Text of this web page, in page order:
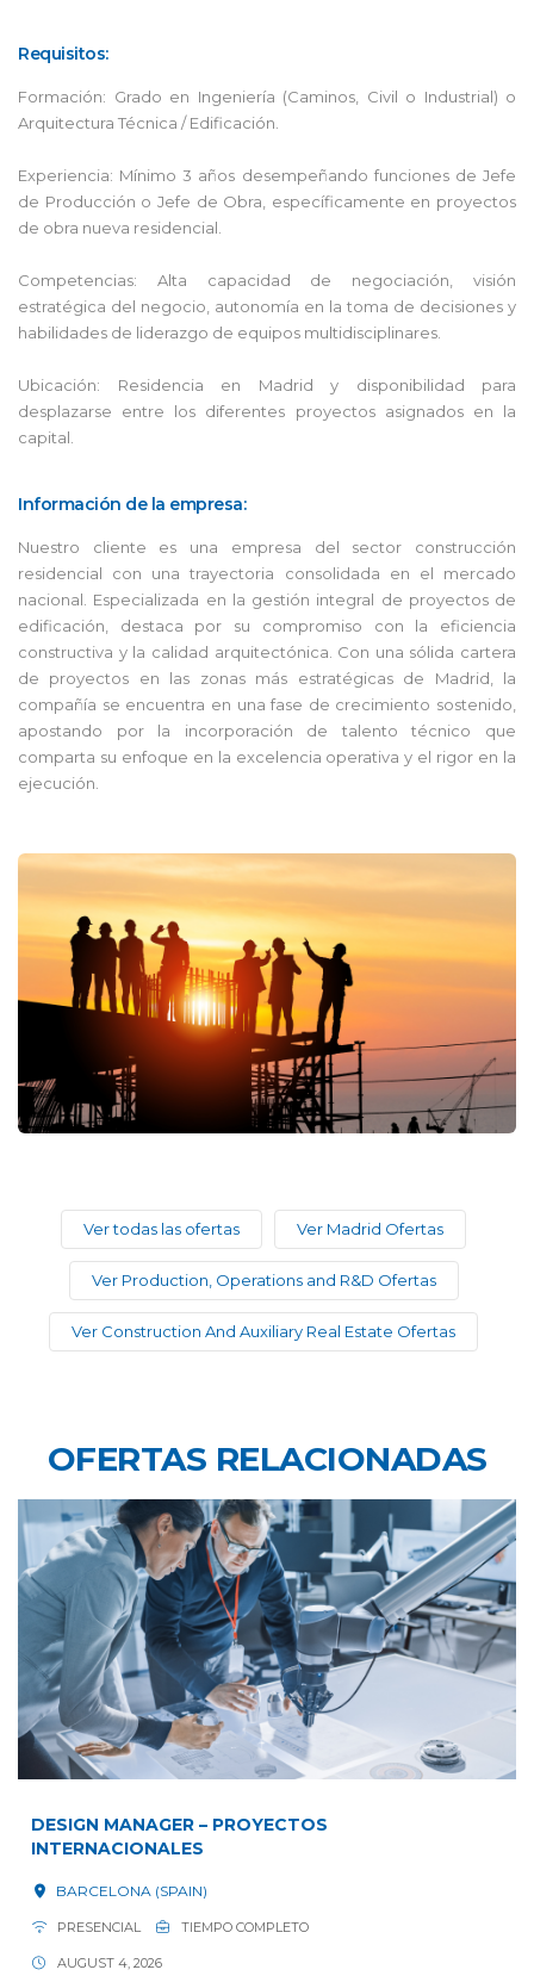
Requisitos:
Formación: Grado en Ingeniería (Caminos, Civil o Industrial) o
Arquitectura Técnica / Edificación.
Experiencia: Mínimo 3 años desempeñando funciones de Jefe
de Producción o Jefe de Obra, específicamente en proyectos
de obra nueva residencial.
Competencias: Alta capacidad de negociación, visión
estratégica del negocio, autonomía en la toma de decisiones y
habilidades de liderazgo de equipos multidisciplinares.
Ubicación: Residencia en Madrid y disponibilidad para
desplazarse entre los diferentes proyectos asignados en la
capital.
Información de la empresa:
Nuestro cliente es una empresa del sector construcción
residencial con una trayectoria consolidada en el mercado
nacional. Especializada en la gestión integral de proyectos de
edificación, destaca por su compromiso con la eficiencia
constructiva y la calidad arquitectónica. Con una sólida cartera
de proyectos en las zonas más estratégicas de Madrid, la
compañía se encuentra en una fase de crecimiento sostenido,
apostando por la incorporación de talento técnico que
comparta su enfoque en la excelencia operativa y el rigor en la
ejecución.
Ver todas las ofertas Ver Madrid Ofertas
Ver Production, Operations and R&D Ofertas
Ver Construction And Auxiliary Real Estate Ofertas
OFERTAS RELACIONADAS
DESIGN MANAGER – PROYECTOS
INTERNACIONALES
BARCELONA (SPAIN)
PRESENCIAL TIEMPO COMPLETO
AUGUST 4, 2026